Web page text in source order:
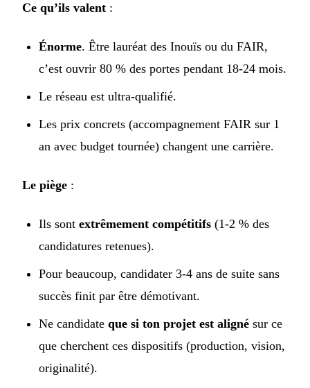
Ce qu’ils valent :
Énorme. Être lauréat des Inouïs ou du FAIR,
c’est ouvrir 80 % des portes pendant 18-24 mois.
Le réseau est ultra-qualifié.
Les prix concrets (accompagnement FAIR sur 1
an avec budget tournée) changent une carrière.
Le piège :
Ils sont extrêmement compétitifs (1-2 % des
candidatures retenues).
Pour beaucoup, candidater 3-4 ans de suite sans
succès finit par être démotivant.
Ne candidate que si ton projet est aligné sur ce
que cherchent ces dispositifs (production, vision,
originalité).